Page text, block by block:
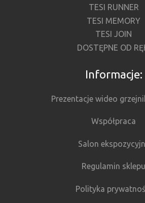
TESI RUNNER
TESI MEMORY
TESI JOIN
DOSTĘPNE OD
Informacje:
Prezentacje wideo
Współpraca
Salon
Regulamin sklepu
Polityka